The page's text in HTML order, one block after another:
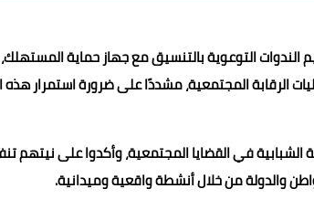
التوعوية بالتنسيق مع جهاز حماية
المجتمعية، مشددًا على ضرورة استمرار هذه
في القضايا المجتمعية، وأكدوا على نيتهم
والدولة من خلال أنشطة واقعية وميدانية.